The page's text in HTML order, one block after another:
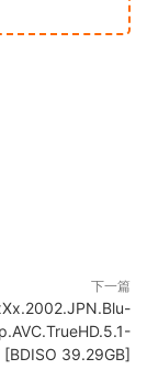
下一篇
[BDISO 39.29GB]